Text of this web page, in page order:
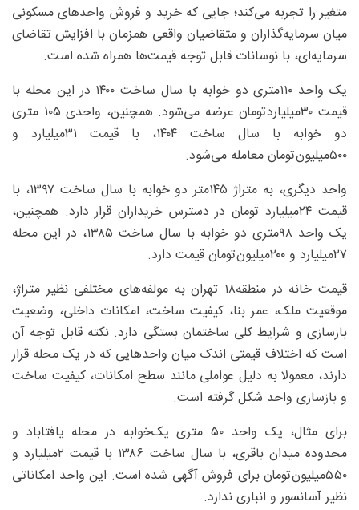
متغیر را تجربه می‌کند؛ جایی که خرید و فروش واحد‌های مسکونی
میان سرمایه‌گذاران و متقاضیان واقعی همزمان با افزایش تقاضای
سرمایه‌ای، با نوسانات قابل توجه قیمت‌ها همراه شده است.
یک واحد ۱۱۰‌متری دو خوابه با سال ساخت ۱۴۰۰ در این محله با
قیمت ۳۰‌میلیارد‌تومان عرضه می‌شود. همچنین، واحدی ۱۰۵ متری
دو خوابه با سال ساخت ۱۴۰۴، با قیمت ۳۱‌میلیارد و
۵۰۰‌میلیون‌تومان معامله می‌شود.
واحد دیگری، به متراژ ۱۴۵‌متر دو خوابه با سال ساخت ۱۳۹۷، با
قیمت ۲۴‌میلیارد تومان در دسترس خریداران قرار دارد. همچنین،
یک واحد ۹۸‌متری دو خوابه با سال ساخت ۱۳۸۵، در این محله
۲۷‌میلیارد و ۲۰۰‌میلیون‌تومان قیمت دارد.
قیمت خانه در منطقه‌۱۸ تهران به مولفه‌های مختلفی نظیر متراژ،
موقعیت ملک، عمر بنا، کیفیت ساخت، امکانات داخلی، وضعیت
بازسازی و شرایط کلی ساختمان بستگی دارد. نکته قابل توجه آن
است که اختلاف قیمتی اندک میان واحدهایی که در یک محله قرار
دارند، معمولا به دلیل عواملی مانند سطح امکانات، کیفیت ساخت
و بازسازی واحد شکل گرفته است.
برای مثال، یک واحد ۵۰ متری یک‌خوابه در محله یافتاباد و
محدوده میدان باقری، با سال ساخت ۱۳۸۶ با قیمت ۲میلیارد و
۵۵۰‌میلیون‌تومان برای فروش آگهی شده است. این واحد امکاناتی
نظیر آسانسور و انباری ندارد.